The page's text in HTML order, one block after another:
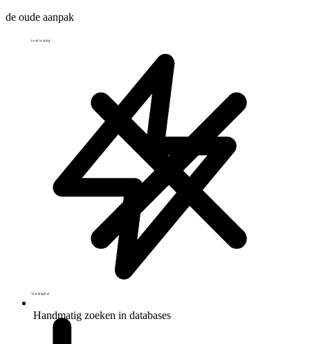
Lead scoring
Trackinglive
de oude aanpak
Handmatig zoeken in databases